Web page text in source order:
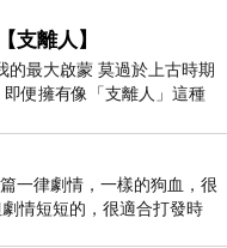
支離人】
的最大啟蒙 莫過於上古時期
便擁有像「支離人」這種
未必讀
一律劇情，一樣的狗血，很
情短短的，很適合打發時